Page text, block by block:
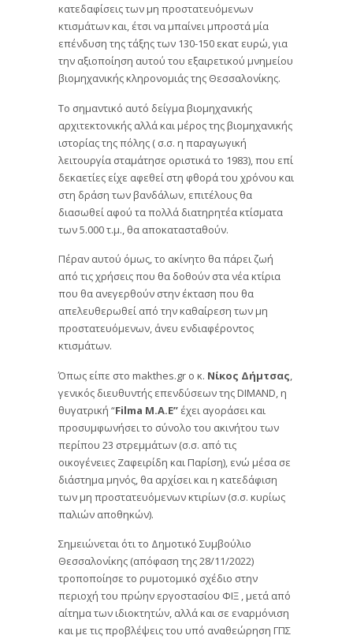
κατεδαφίσεις των μη προστατευόμενων
κτισμάτων και, έτσι να μπαίνει μπροστά μία
επένδυση της τάξης των 130-150 εκατ ευρώ, για
την αξιοποίηση αυτού του εξαιρετικού μνημείου
βιομηχανικής κληρονομιάς της Θεσσαλονίκης.
Το σημαντικό αυτό δείγμα βιομηχανικής
αρχιτεκτονικής αλλά και μέρος της βιομηχανικής
ιστορίας της πόλης ( σ.σ. η παραγωγική
λειτουργία σταμάτησε οριστικά το 1983), που επί
δεκαετίες είχε αφεθεί στη φθορά του χρόνου και
στη δράση των βανδάλων, επιτέλους θα
διασωθεί αφού τα πολλά διατηρητέα κτίσματα
των 5.000 τ.μ., θα αποκατασταθούν.
Πέραν αυτού όμως, το ακίνητο θα πάρει ζωή
από τις χρήσεις που θα δοθούν στα νέα κτίρια
που θα ανεγερθούν στην έκταση που θα
απελευθερωθεί από την καθαίρεση των μη
προστατευόμενων, άνευ ενδιαφέροντος
κτισμάτων.
Όπως είπε στο makthes.gr o κ. Νίκος Δήμτσας,
γενικός διευθυντής επενδύσεων της DIMAND, η
θυγατρική “Filma M.A.E” έχει αγοράσει και
προσυμφωνήσει το σύνολο του ακινήτου των
περίπου 23 στρεμμάτων (σ.σ. από τις
οικογένειες Ζαφειρίδη και Παρίση), ενώ μέσα σε
διάστημα μηνός, θα αρχίσει και η κατεδάφιση
των μη προστατευόμενων κτιρίων (σ.σ. κυρίως
παλιών αποθηκών).
Σημειώνεται ότι το Δημοτικό Συμβούλιο
Θεσσαλονίκης (απόφαση της 28/11/2022)
τροποποίησε το ρυμοτομικό σχέδιο στην
περιοχή του πρώην εργοστασίου ΦΙΞ , μετά από
αίτημα των ιδιοκτητών, αλλά και σε εναρμόνιση
και με τις προβλέψεις του υπό αναθεώρηση ΓΠΣ